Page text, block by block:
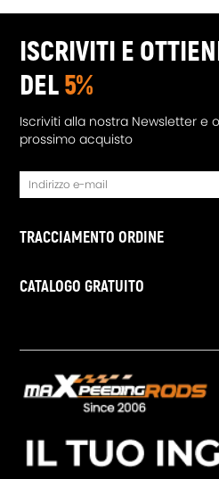
ISCRIVITI E
DEL5%
Iscriviti alla nostra Newsletter e
prossimo acquisto
TRACCIAMENTO ORDINE
CATALOGO GRATUITO